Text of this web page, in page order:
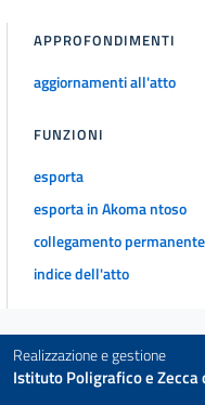
APPROFONDIMENTI
aggiornamenti all'atto
FUNZIONI
esporta
esporta in Akoma ntoso
collegamento permanente
indice dell'atto
Realizzazione e gestione
Istituto Poligrafico e Zecca